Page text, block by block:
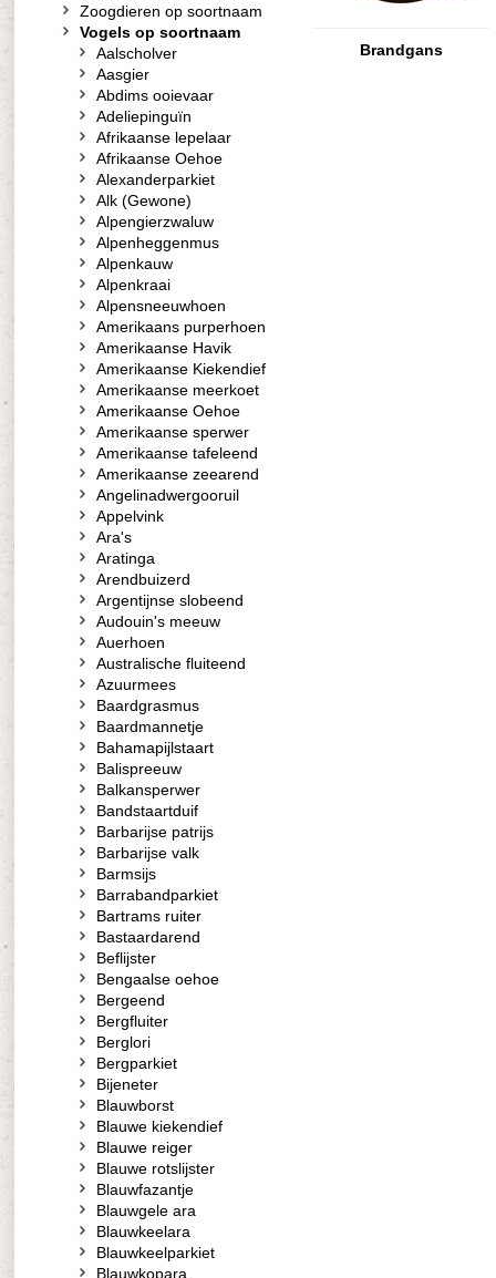
Brandgans
Zoogdieren op soortnaam
Vogels op soortnaam
Aalscholver
Aasgier
Abdims ooievaar
Adeliepinguïn
Afrikaanse lepelaar
Afrikaanse Oehoe
Alexanderparkiet
Alk (Gewone)
Alpengierzwaluw
Alpenheggenmus
Alpenkauw
Alpenkraai
Alpensneeuwhoen
Amerikaans purperhoen
Amerikaanse Havik
Amerikaanse Kiekendief
Amerikaanse meerkoet
Amerikaanse Oehoe
Amerikaanse sperwer
Amerikaanse tafeleend
Amerikaanse zeearend
Angelinadwergooruil
Appelvink
Ara's
Aratinga
Arendbuizerd
Argentijnse slobeend
Audouin's meeuw
Auerhoen
Australische fluiteend
Azuurmees
Baardgrasmus
Baardmannetje
Bahamapijlstaart
Balispreeuw
Balkansperwer
Bandstaartduif
Barbarijse patrijs
Barbarijse valk
Barmsijs
Barrabandparkiet
Bartrams ruiter
Bastaardarend
Beflijster
Bengaalse oehoe
Bergeend
Bergfluiter
Berglori
Bergparkiet
Bijeneter
Blauwborst
Blauwe kiekendief
Blauwe reiger
Blauwe rotslijster
Blauwfazantje
Blauwgele ara
Blauwkeelara
Blauwkeelparkiet
Blauwkopara